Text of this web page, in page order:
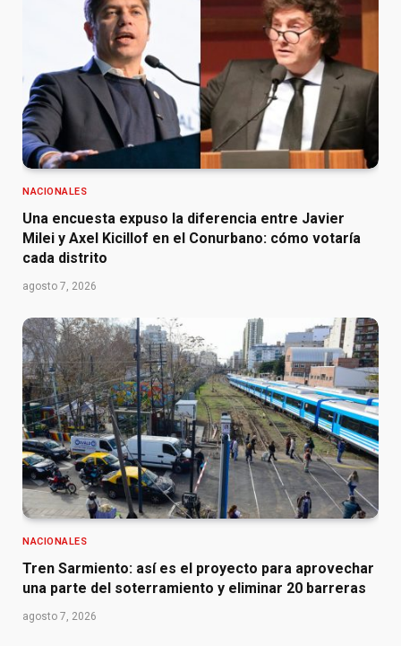
NACIONALES
Una encuesta expuso la diferencia entre Javier
Milei y Axel Kicillof en el Conurbano: cómo votaría
cada distrito
agosto 7, 2026
NACIONALES
Tren Sarmiento: así es el proyecto para aprovechar
una parte del soterramiento y eliminar 20 barreras
agosto 7, 2026